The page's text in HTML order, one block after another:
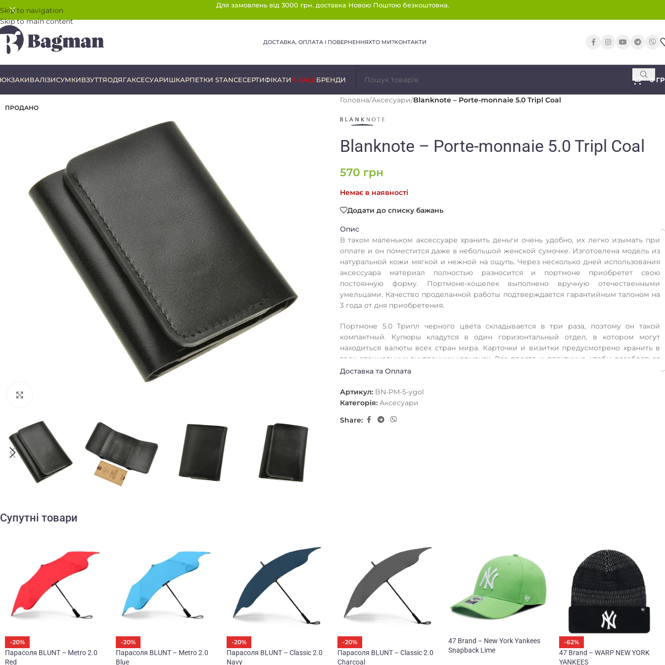
Skip to navigation
Skip to main content
Для замовлень від 3000 грн. доставка Новою Поштою безкоштовна.
ДОСТАВКА, ОПЛАТА І ПОВЕРНЕННЯХТО МИ?КОНТАКТИ
ВАЛІЗИСУМКИВЗУТТЯОДЯГАКСЕСУАРИШКАРПЕТКИ STANCEСЕРТИФІКАТИ% SALEБРЕНДИ 0
ПРОДАНО
Головна/Аксесуари/Blanknote – Porte-monnaie 5.0 Tripl Coal
Blanknote – Porte-monnaie 5.0 Tripl Coal
570 грн
Немає в наявності
Додати до списку бажань
Опис
В таком маленьком аксессуаре хранить деньги очень удобно, их легко изымать при
оплате и он поместится даже в небольшой женской сумочке. Изготовлена модель из
натуральной кожи мягкой и нежной на ощупь. Через несколько дней использования
аксессуара материал полностью разносится и портмоне приобретет свою
постоянную форму. Портмоне-кошелек выполнено вручную отечественными
умельцами. Качество проделанной работы подтверждается гарантийным талоном на
3 года от дня приобретения.
Портмоне 5.0 Трипл черного цвета складывается в три раза, поэтому он такой
компактный. Купюры кладутся в один горизонтальный отдел, в котором могут
находиться валюты всех стран мира. Карточки и визитки предусмотрено хранить в
трех специальных внутренних карманах. Все просто и практично, чтобы разобраться
много времени не потребуется.
Доставка та Оплата
Артикул: BN-PM-5-ygol
Категорія: Аксесуари
Share:
Супутні товари
-20%
Парасоля BLUNT – Metro 2.0
Red
-20%
Парасоля BLUNT – Metro 2.0
Blue
-20%
Парасоля BLUNT – Classic 2.0
Navy
-20%
Парасоля BLUNT – Classic 2.0
Charcoal
47 Brand – New York Yankees
Snapback Lime
-62%
47 Brand – WARP NEW YORK
YANKEES